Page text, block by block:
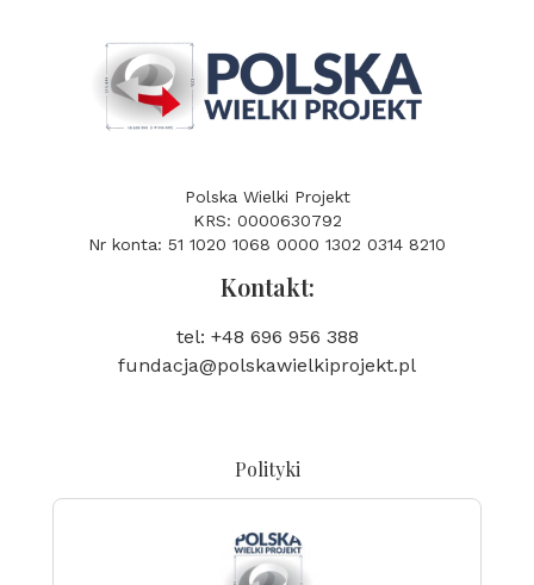
Polska Wielki Projekt
KRS: 0000630792
Nr konta: 51 1020 1068 0000 1302 0314 8210
Kontakt:
tel: +48 696 956 388
fundacja@polskawielkiprojekt.pl
Polityki